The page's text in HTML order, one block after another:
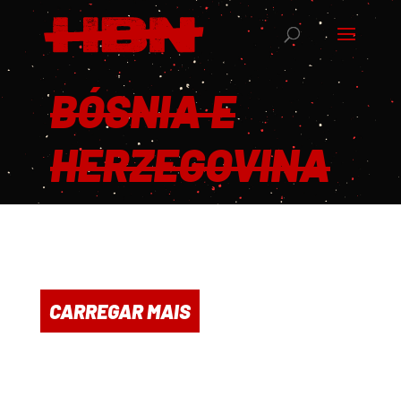
BÓSNIA E
HERZEGOVINA
CARREGAR MAIS